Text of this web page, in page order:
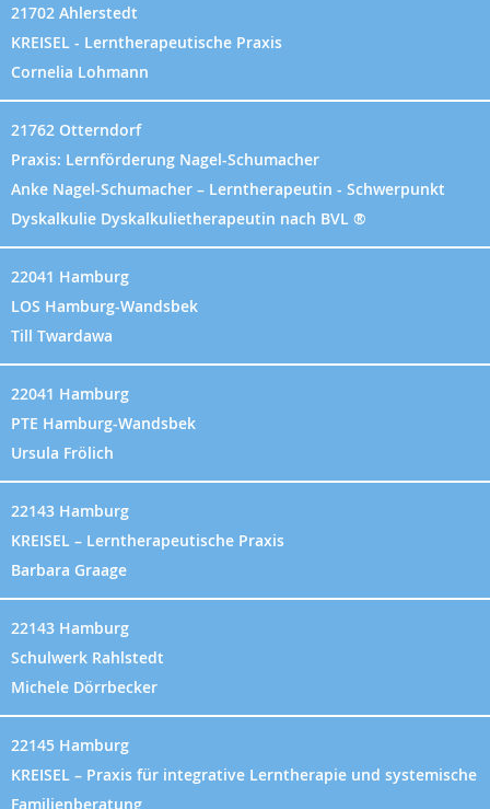
21702 Ahlerstedt
KREISEL - Lerntherapeutische Praxis
Cornelia Lohmann
21762 Otterndorf
Praxis: Lernförderung Nagel-Schumacher
Anke Nagel-Schumacher – Lerntherapeutin - Schwerpunkt
Dyskalkulie Dyskalkulietherapeutin nach BVL ®
22041 Hamburg
LOS Hamburg-Wandsbek
Till Twardawa
22041 Hamburg
PTE Hamburg-Wandsbek
Ursula Frölich
22143 Hamburg
KREISEL – Lerntherapeutische Praxis
Barbara Graage
22143 Hamburg
Schulwerk Rahlstedt
Michele Dörrbecker
22145 Hamburg
KREISEL – Praxis für integrative Lerntherapie und systemische
Familienberatung